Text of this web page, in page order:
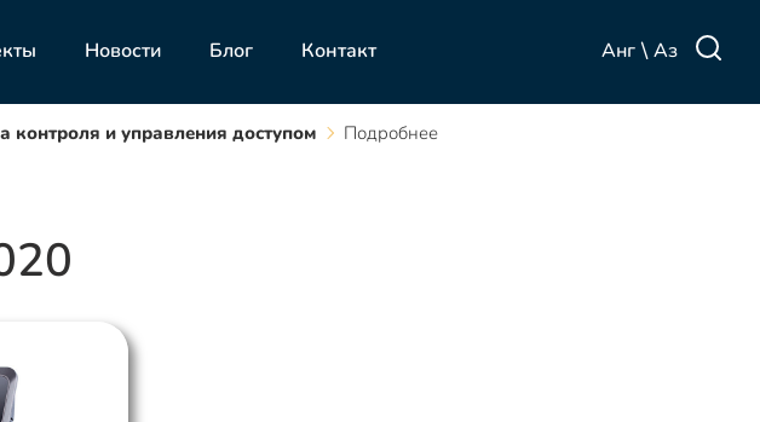
Новости Блог Контакт Анг \ Аз
контроля и управления доступом Подробнее